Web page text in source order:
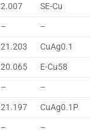
2.007
SE-Cu
–
–
21.203
CuAg0.1
20.065
E-Cu58
–
–
21.197
CuAg0.1P
–
–